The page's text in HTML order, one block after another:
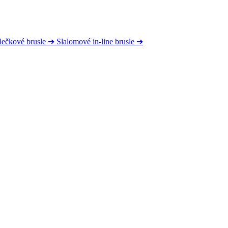
brusle ➔ Slalomové in-line brusle ➔